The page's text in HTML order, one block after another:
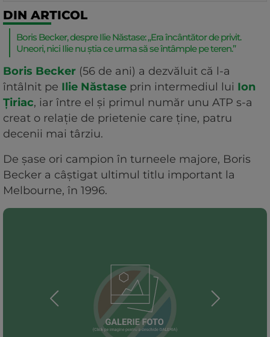
DIN ARTICOL
Boris Becker, despre Ilie Năstase: „Era încântător de privit.
Uneori, nici Ilie nu știa ce urma să se întâmple pe teren.”
Boris Becker (56 de ani) a dezvăluit că l-a
întâlnit pe Ilie Năstase prin intermediul lui Ion
Țiriac, iar între el și primul număr unu ATP s-a
creat o relație de prietenie care ține, patru
decenii mai târziu.
De șase ori campion în turneele majore, Boris
Becker a câștigat ultimul titlu important la
Melbourne, în 1996.